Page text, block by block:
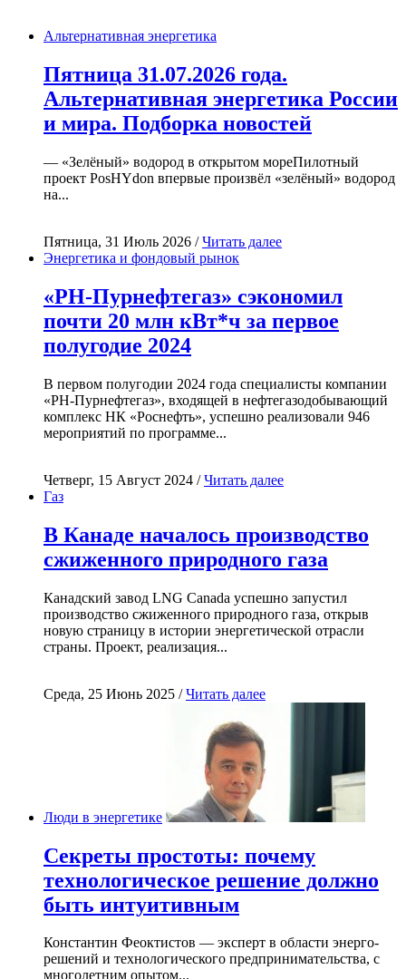
Альтернативная энергетика
Пятница 31.07.2026 года.
Альтернативная энергетика России
и мира. Подборка новостей
— «Зелёный» водород в открытом мореПилотный
проект PosHYdon впервые произвёл «зелёный» водород
на...
Пятница, 31 Июль 2026 /Читать далее
Энергетика и фондовый рынок
«РН-Пурнефтегаз» сэкономил
почти 20 млн кВт*ч за первое
полугодие 2024
В первом полугодии 2024 года специалисты компании
«РН-Пурнефтегаз», входящей в нефтегазодобывающий
комплекс НК «Роснефть», успешно реализовали 946
мероприятий по программе...
Четверг, 15 Август 2024 /Читать далее
Газ
В Канаде началось производство
сжиженного природного газа
Канадский завод LNG Canada успешно запустил
производство сжиженного природного газа, открыв
новую страницу в истории энергетической отрасли
страны. Проект, реализация...
Среда, 25 Июнь 2025 /Читать далее
Люди в энергетике
Секреты простоты: почему
технологическое решение должно
быть интуитивным
Константин Феоктистов — эксперт в области энерго-
решений и технологического предпринимательства, с
многолетним опытом...